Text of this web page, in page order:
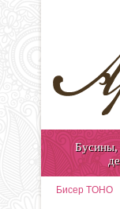
Бусины,
Бисер TOHO